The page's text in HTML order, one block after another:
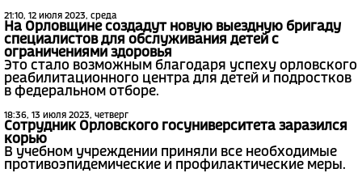
21:10, 12 июля 2023, среда
На Орловщине создадут новую выездную бригаду
специалистов для обслуживания детей с
ограничениями здоровья
Это стало возможным благодаря успеху орловского
реабилитационного центра для детей и подростков
в федеральном отборе.
18:36, 13 июля 2023, четверг
Сотрудник Орловского госуниверситета заразился
корью
В учебном учреждении приняли все необходимые
противоэпидемические и профилактические меры.